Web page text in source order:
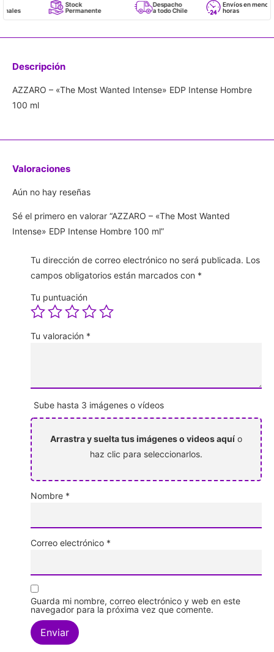
Stock
Permanente
Despacho
a todo Chile
Envíos en menos de 24
horas
Descripción
AZZARO – «The Most Wanted Intense» EDP Intense Hombre
100 ml
Valoraciones
Aún no hay reseñas
Sé el primero en valorar “AZZARO – «The Most Wanted
Intense» EDP Intense Hombre 100 ml”
Tu dirección de correo electrónico no será publicada. Los
campos obligatorios están marcados con *
Tu puntuación
Tu valoración *
Sube hasta 3 imágenes o vídeos
Arrastra y suelta tus imágenes o videos aquí o
haz clic para seleccionarlos.
Nombre *
Correo electrónico *
Guarda mi nombre, correo electrónico y web en este
navegador para la próxima vez que comente.